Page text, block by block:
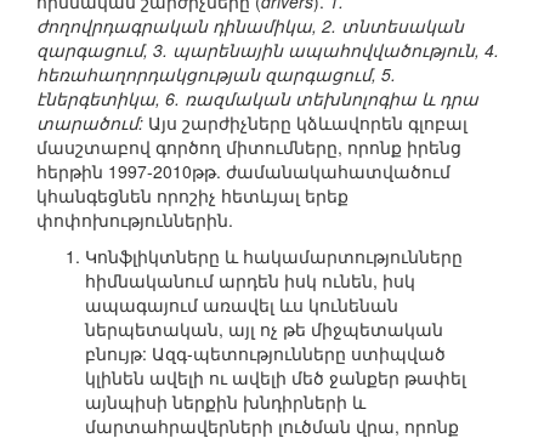
ժողովրդագրական դինամիկա, 2. տնտեսական
զարգացում, 3. պարենային ապահովվածություն, 4.
հեռահաղորդակցության զարգացում, 5.
էներգետիկա, 6. ռազմական տեխնոլոգիա և դրա
տարածում: Այս շարժիչները կձևավորեն գլոբալ
մասշտաբով գործող միտումները, որոնք իրենց
հերթին 1997-2010թթ. ժամանակահատվածում
կհանգեցնեն որոշիչ հետևյալ երեք
փոփոխություններին.
Կոնֆլիկտները և հակամարտությունները
հիմնականում արդեն իսկ ունեն, իսկ
ապագայում առավել ևս կունենան
ներպետական, այլ ոչ թե միջպետական
բնույթ: Ազգ-պետությունները ստիպված
կլինեն ավելի ու ավելի մեծ ջանքեր թափել
այնպիսի ներքին խնդիրների և
մարտահրավերների լուծման վրա, որոնք